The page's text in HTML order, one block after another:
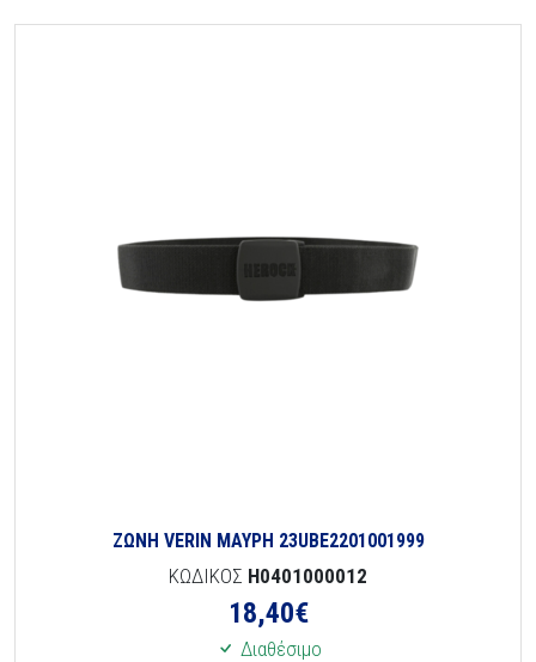
ΖΩΝΗ VERIN ΜΑΥΡΗ 23UBE2201001999
ΚΩΔΙΚΟΣ H0401000012
18,40€
Διαθέσιμο